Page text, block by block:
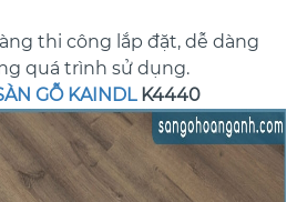
thi công lắp đặt, dễ dàng
quá trình sử dụng.
GỖ KAINDLK4440